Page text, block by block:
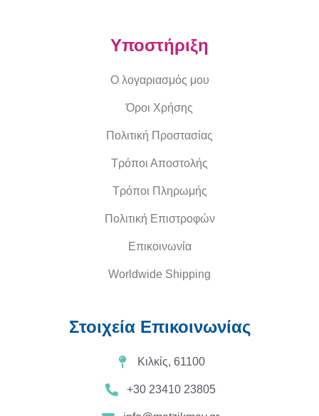
Υποστήριξη
Ο λογαριασμός μου
Όροι Χρήσης
Πολιτική Προστασίας
Τρόποι Αποστολής
Τρόποι Πληρωμής
Πολιτική Επιστροφών
Επικοινωνία
Worldwide Shipping
Στοιχεία Επικοινωνίας
Κιλκίς, 61100
+30 23410 23805